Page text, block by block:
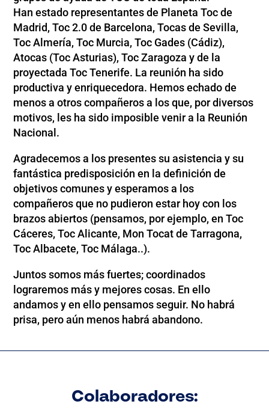
Han estado representantes de Planeta Toc de
Madrid, Toc 2.0 de Barcelona, Tocas de Sevilla,
Toc Almería, Toc Murcia, Toc Gades (Cádiz),
Atocas (Toc Asturias), Toc Zaragoza y de la
proyectada Toc Tenerife. La reunión ha sido
productiva y enriquecedora. Hemos echado de
menos a otros compañeros a los que, por diversos
motivos, les ha sido imposible venir a la Reunión
Nacional.
Agradecemos a los presentes su asistencia y su
fantástica predisposición en la definición de
objetivos comunes y esperamos a los
compañeros que no pudieron estar hoy con los
brazos abiertos (pensamos, por ejemplo, en Toc
Cáceres, Toc Alicante, Mon Tocat de Tarragona,
Toc Albacete, Toc Málaga..).
Juntos somos más fuertes; coordinados
lograremos más y mejores cosas. En ello
andamos y en ello pensamos seguir. No habrá
prisa, pero aún menos habrá abandono.
Colaboradores: